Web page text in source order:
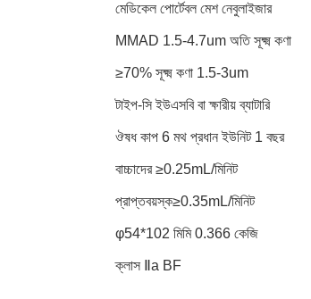
মেডিকেল পোর্টেবল মেশ নেবুলাইজার
MMAD 1.5-4.7um অতি সূক্ষ্ম কণা
≥70% সূক্ষ্ম কণা 1.5-3um
টাইপ-সি ইউএসবি বা ক্ষারীয় ব্যাটারি
ঔষধ কাপ 6 মথ প্রধান ইউনিট 1 বছর
বাচ্চাদের ≥0.25mL/মিনিট
প্রাপ্তবয়স্ক≥0.35mL/মিনিট
φ54*102 মিমি 0.366 কেজি
ক্লাস Ⅱa BF